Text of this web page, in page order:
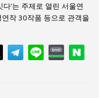
’는 주제로 열린 서울연
작 30작품 등으로 관객을